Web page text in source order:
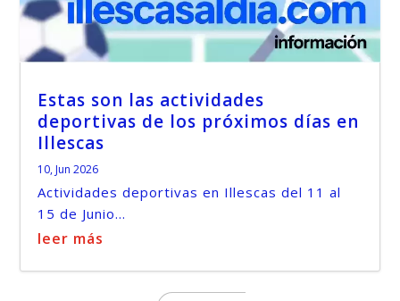
Estas son las actividades
deportivas de los próximos días en
Illescas
10, Jun 2026
Actividades deportivas en Illescas del 11 al
15 de Junio...
leer más